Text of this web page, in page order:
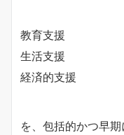
教育支援
生活支援
経済的支援
を、包括的かつ早